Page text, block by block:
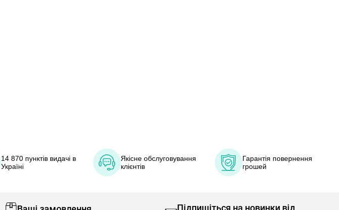
14 870 пунктів видачі в
Україні
Якісне обслуговування
клієнтів
Гарантія повернення
грошей
Підпишіться на новинки від